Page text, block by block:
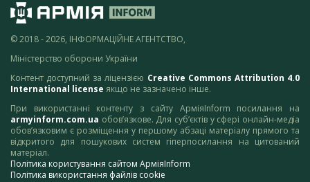
© 2018 - 2026, ІНФОРМАЦІЙНЕ АГЕНТСТВО,
Міністерство оборони України
Контент доступний за ліцензією Creative Commons Attribution 4.0
International license якщо не зазначено інше.
При використанні контенту з сайту АрміяInform посилання на
armyinform.com.ua обов’язкове. Для суб’єктів у сфері онлайн-медіа
обов’язковим є розміщення у першому абзаці матеріалу прямого та
відкритого для пошукових систем гіперпосилання на цитований
матеріал.
Політика користування сайтом АрміяInform
Політика використання файлів cookie